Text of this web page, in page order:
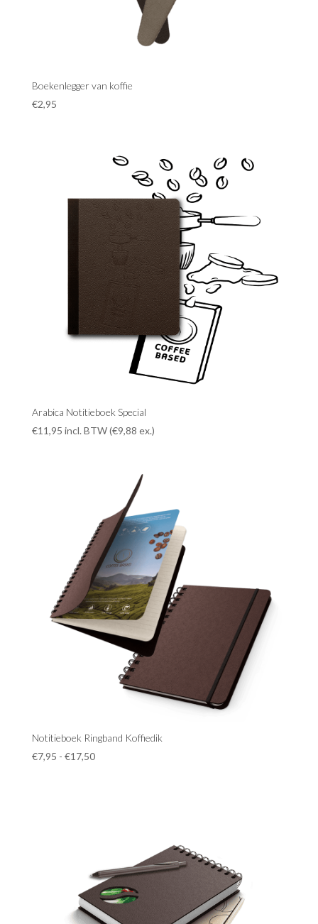
Boekenlegger van koffie
€2,95
Arabica Notitieboek Special
€11,95 incl. BTW (€9,88 ex.)
Notitieboek Ringband Koffiedik
€7,95 - €17,50Prijsklasse: